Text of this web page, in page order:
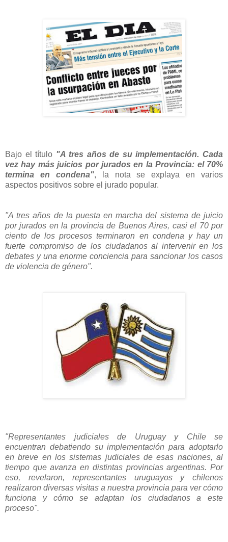
Bajo el título "A tres años de su implementación. Cada
vez hay más juicios por jurados en la Provincia: el 70%
termina en condena", la nota se explaya en varios
aspectos positivos sobre el jurado popular.
"A tres años de la puesta en marcha del sistema de juicio
por jurados en la provincia de Buenos Aires, casi el 70 por
ciento de los procesos terminaron en condena y hay un
fuerte compromiso de los ciudadanos al intervenir en los
debates y una enorme conciencia para sancionar los casos
de violencia de género".
"Representantes judiciales de Uruguay y Chile se
encuentran debatiendo su implementación para adoptarlo
en breve en los sistemas judiciales de esas naciones, al
tiempo que avanza en distintas provincias argentinas. Por
eso, revelaron, representantes uruguayos y chilenos
realizaron diversas visitas a nuestra provincia para ver cómo
funciona y cómo se adaptan los ciudadanos a este
proceso".